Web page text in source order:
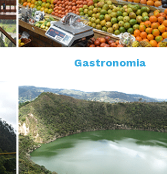
Gastronomia